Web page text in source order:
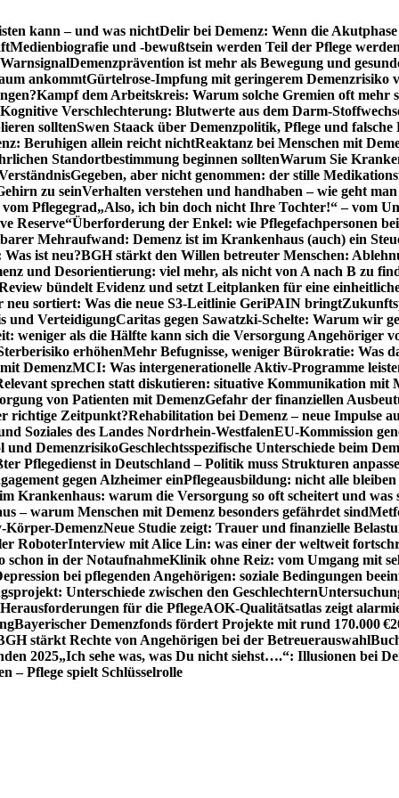
kann – und was nichtDelir bei Demenz: Wenn die
Medienbiografie und -bewußtsein werden Teil der Pflege werden
Demenzprävention ist mehr als Bewegung und
ankommtGürtelrose-Impfung mit geringerem Demenzrisiko
Kampf dem Arbeitskreis: Warum solche Gremien oft mehr
Kognitive Verschlechterung: Blutwerte aus dem Darm-
solltenSwen Staack über Demenzpolitik, Pflege und falsche
Beruhigen allein reicht nichtReaktanz bei Menschen mit
Standortbestimmung beginnen solltenWarum Sie
Gegeben, aber nicht genommen: der stille
zu seinVerhalten verstehen und handhaben – wie geht
Pflegegrad„Also, ich bin doch nicht Ihre Tochter!“ – vom
Reserve“Überforderung der Enkel: wie Pflegefachpersonen
Mehraufwand: Demenz ist im Krankenhaus (auch) ein
ist neu?BGH stärkt den Willen betreuter Menschen:
und Desorientierung: viel mehr, als nicht von A nach B zu
bündelt Evidenz und setzt Leitplanken für eine
neu sortiert: Was die neue S3-Leitlinie GeriPAIN bringt
und VerteidigungCaritas gegen Sawatzki-Schelte: Warum wir
weniger als die Hälfte kann sich die Versorgung Angehöriger
erhöhenMehr Befugnisse, weniger Bürokratie: Was
DemenzMCI: Was intergenerationelle Aktiv-Programme
sprechen statt diskutieren: situative Kommunikation mit
von Patienten mit DemenzGefahr der finanziellen
richtige Zeitpunkt?Rehabilitation bei Demenz – neue Impulse
Soziales des Landes Nordrhein-WestfalenEU-Kommission
und DemenzrisikoGeschlechtsspezifische Unterschiede beim
Pflegedienst in Deutschland – Politik muss Strukturen
gegen Alzheimer einPflegeausbildung: nicht alle bleiben
Krankenhaus: warum die Versorgung so oft scheitert und was
– warum Menschen mit Demenz besonders gefährdet sind
Körper-DemenzNeue Studie zeigt: Trauer und finanzielle
RoboterInterview mit Alice Lin: was einer der weltweit
schon in der NotaufnahmeKlinik ohne Reiz: vom Umgang mit
bei pflegenden Angehörigen: soziale Bedingungen
Unterschiede zwischen den Geschlechtern
für die PflegeAOK-Qualitätsatlas zeigt
Bayerischer Demenzfonds fördert Projekte mit rund 170.000 €
stärkt Rechte von Angehörigen bei der Betreuerauswahl
2025„Ich sehe was, was Du nicht siehst….“: Illusionen bei
– Pflege spielt Schlüsselrolle